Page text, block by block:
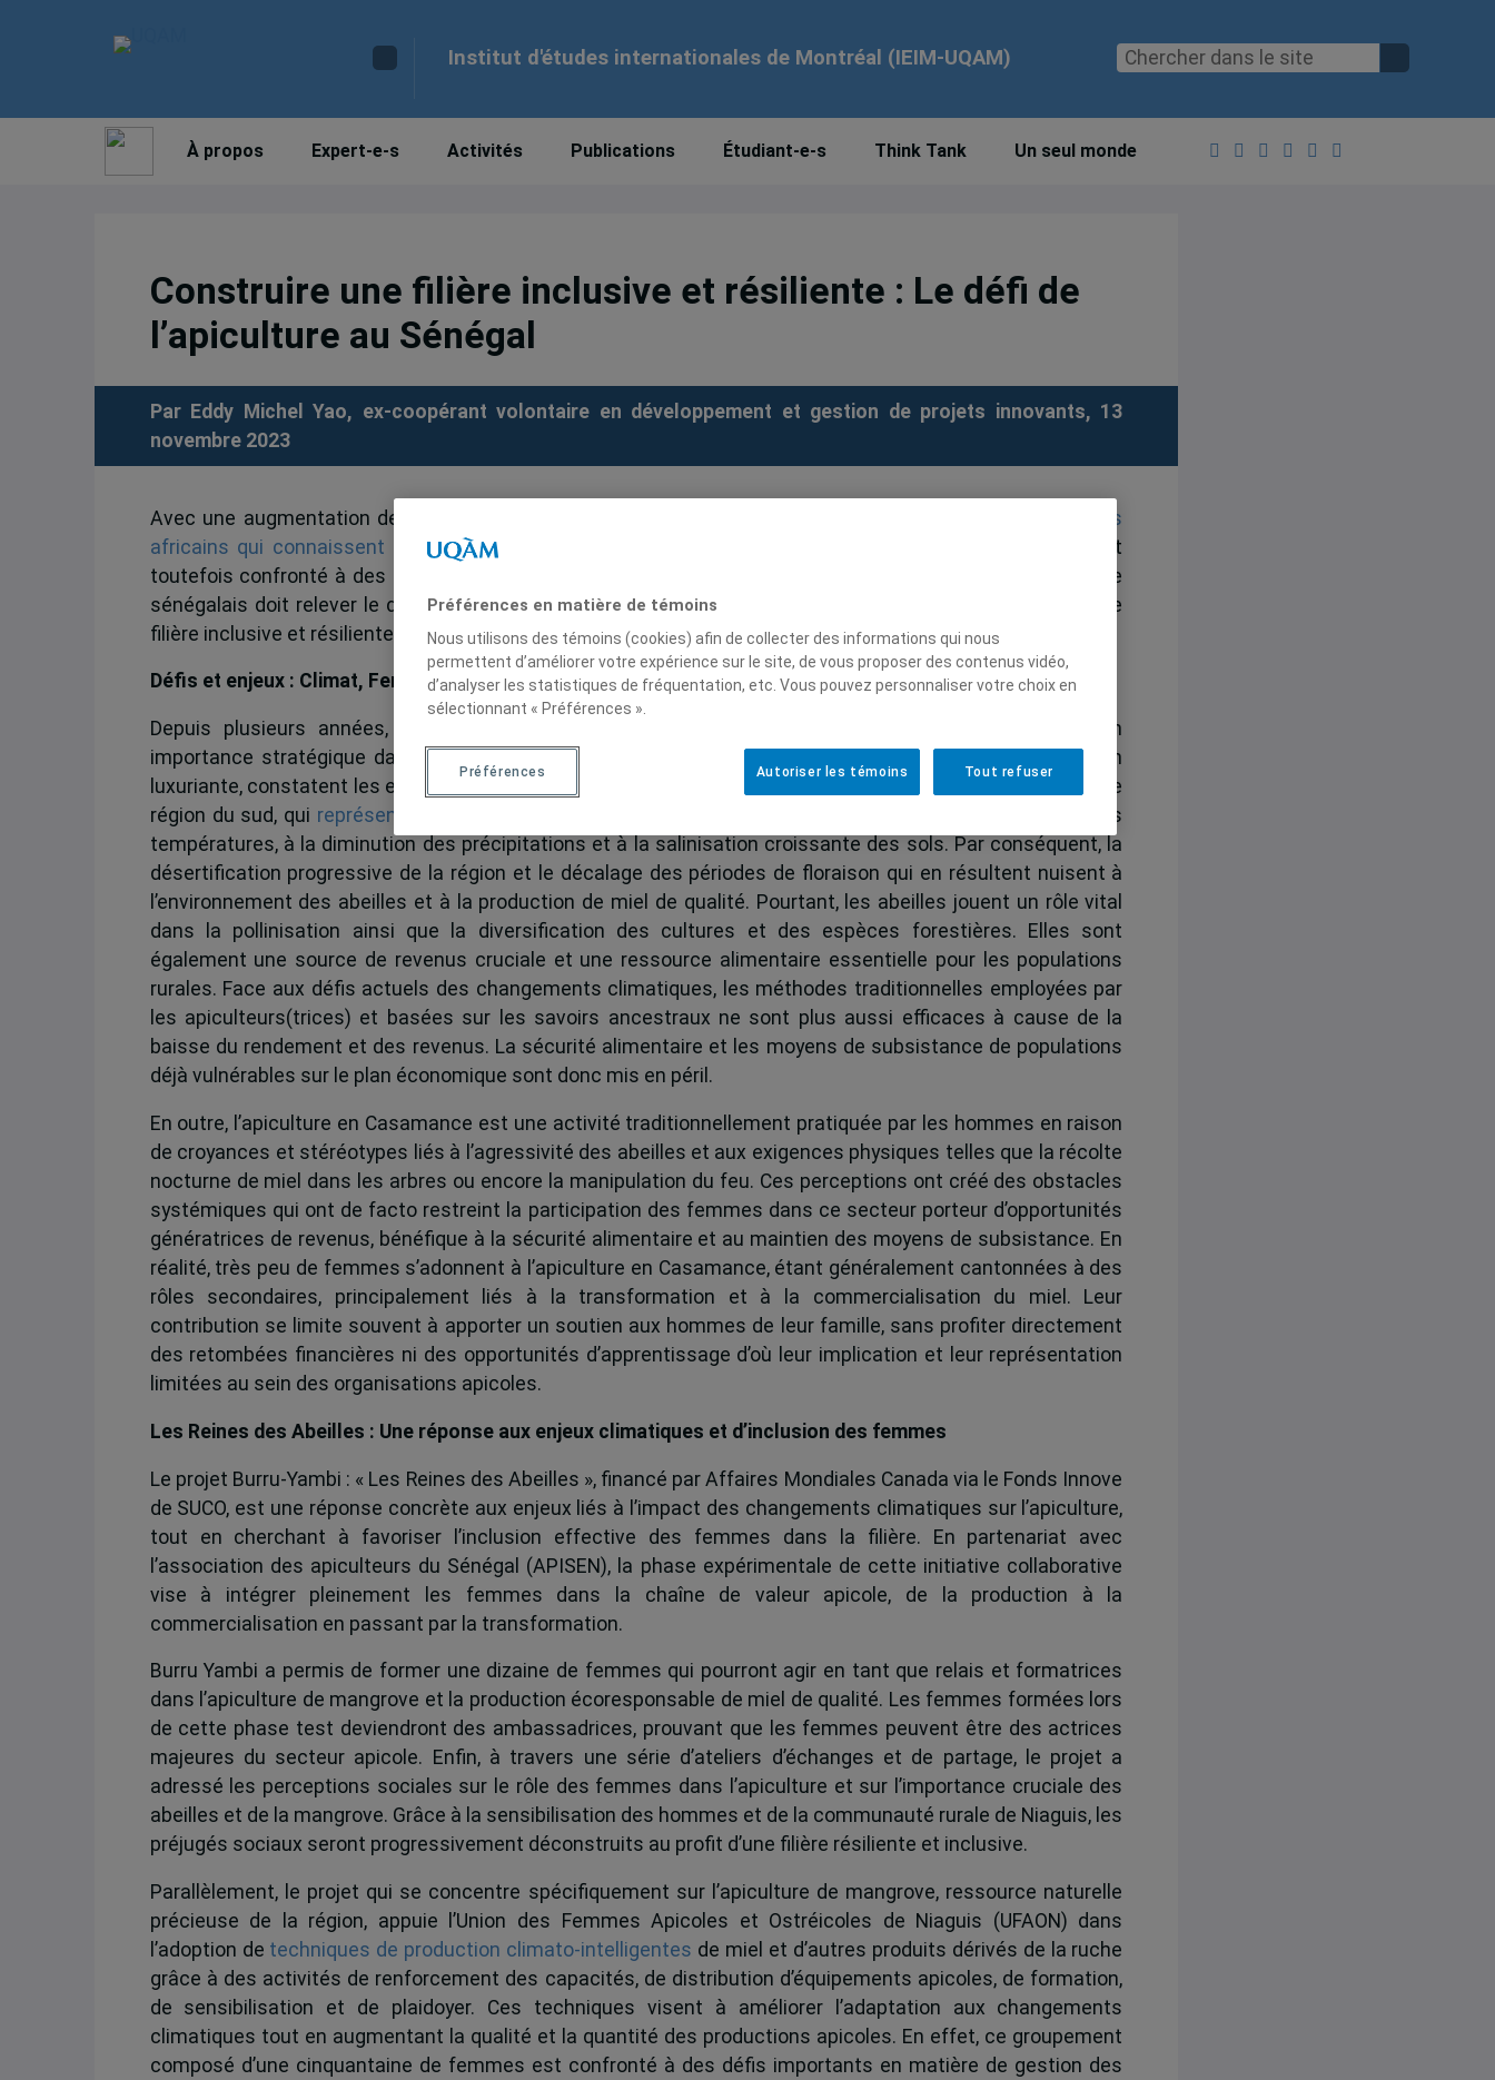
Institut d'études internationales de Montréal (IEIM-UQAM)
À propos Expert-e-s Activités Publications Étudiant-e-s Think Tank Un seul monde
Construire une filière inclusive et résiliente : Le défi de
l’apiculture au Sénégal
Par Eddy Michel Yao, ex-coopérant volontaire en développement et gestion de projets innovants, 13
novembre 2023
Avec une augmentation de plus de 20% au cours de la dernière décennie,
le Sénégal fait partie des pays
africains qui connaissent un accroissement constant de sa production de miel
. Le miel sénégalais est
toutefois confronté à des menaces liées aux changements climatiques. De plus, le secteur de l’apiculture
sénégalais doit relever le défi de l’inclusion des femmes, un enjeu important pour le développement d’une
filière inclusive et résiliente.
Défis et enjeux : Climat, Femmes et Sécurité alimentaire
Depuis plusieurs années, les apiculteurs(trices) de la région de la Casamance, reconnue pour son
importance stratégique dans la production de miel en raison de son climat pluvieux et de sa végétation
luxuriante, constatent les effets néfastes des changements climatiques sur leur production. En effet, cette
région du sud, qui représente 70% de la production nationale de miel
, est confrontée à l’augmentation des
températures, à la diminution des précipitations et à la salinisation croissante des sols. Par conséquent, la
désertification progressive de la région et le décalage des périodes de floraison qui en résultent nuisent à
l’environnement des abeilles et à la production de miel de qualité. Pourtant, les abeilles jouent un rôle vital
dans la pollinisation ainsi que la diversification des cultures et des espèces forestières. Elles sont
également une source de revenus cruciale et une ressource alimentaire essentielle pour les populations
rurales. Face aux défis actuels des changements climatiques, les méthodes traditionnelles employées par
les apiculteurs(trices) et basées sur les savoirs ancestraux ne sont plus aussi efficaces à cause de la
baisse du rendement et des revenus. La sécurité alimentaire et les moyens de subsistance de populations
déjà vulnérables sur le plan économique sont donc mis en péril.
En outre, l’apiculture en Casamance est une activité traditionnellement pratiquée par les hommes en raison
de croyances et stéréotypes liés à l’agressivité des abeilles et aux exigences physiques telles que la récolte
nocturne de miel dans les arbres ou encore la manipulation du feu. Ces perceptions ont créé des obstacles
systémiques qui ont de facto restreint la participation des femmes dans ce secteur porteur d’opportunités
génératrices de revenus, bénéfique à la sécurité alimentaire et au maintien des moyens de subsistance. En
réalité, très peu de femmes s’adonnent à l’apiculture en Casamance, étant généralement cantonnées à des
rôles secondaires, principalement liés à la transformation et à la commercialisation du miel. Leur
contribution se limite souvent à apporter un soutien aux hommes de leur famille, sans profiter directement
des retombées financières ni des opportunités d’apprentissage d’où leur implication et leur représentation
limitées au sein des organisations apicoles.
Les Reines des Abeilles : Une réponse aux enjeux climatiques et d’inclusion des femmes
Le projet Burru-Yambi : « Les Reines des Abeilles », financé par Affaires Mondiales Canada via le Fonds Innove
de SUCO, est une réponse concrète aux enjeux liés à l’impact des changements climatiques sur l’apiculture,
tout en cherchant à favoriser l’inclusion effective des femmes dans la filière. En partenariat avec
l’association des apiculteurs du Sénégal (APISEN), la phase expérimentale de cette initiative collaborative
vise à intégrer pleinement les femmes dans la chaîne de valeur apicole, de la production à la
commercialisation en passant par la transformation.
Burru Yambi a permis de former une dizaine de femmes qui pourront agir en tant que relais et formatrices
dans l’apiculture de mangrove et la production écoresponsable de miel de qualité. Les femmes formées lors
de cette phase test deviendront des ambassadrices, prouvant que les femmes peuvent être des actrices
majeures du secteur apicole. Enfin, à travers une série d’ateliers d’échanges et de partage, le projet a
adressé les perceptions sociales sur le rôle des femmes dans l’apiculture et sur l’importance cruciale des
abeilles et de la mangrove. Grâce à la sensibilisation des hommes et de la communauté rurale de Niaguis, les
préjugés sociaux seront progressivement déconstruits au profit d’une filière résiliente et inclusive.
Parallèlement, le projet qui se concentre spécifiquement sur l’apiculture de mangrove, ressource naturelle
précieuse de la région, appuie l’Union des Femmes Apicoles et Ostréicoles de Niaguis (UFAON) dans
l’adoption de techniques de production climato-intelligentes de miel et d’autres produits dérivés de la ruche
grâce à des activités de renforcement des capacités, de distribution d’équipements apicoles, de formation,
de sensibilisation et de plaidoyer. Ces techniques visent à améliorer l’adaptation aux changements
climatiques tout en augmentant la qualité et la quantité des productions apicoles. En effet, ce groupement
composé d’une cinquantaine de femmes est confronté à des défis importants en matière de gestion des
Préférences en matière de témoins
Nous utilisons des témoins (cookies) afin de collecter des informations qui nous
permettent d’améliorer votre expérience sur le site, de vous proposer des contenus vidéo,
d’analyser les statistiques de fréquentation, etc. Vous pouvez personnaliser votre choix en
sélectionnant « Préférences ».
Tout refuser
Autoriser les témoins
Préférences